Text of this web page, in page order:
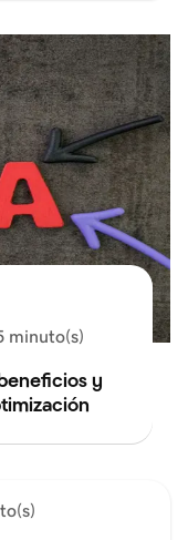
minuto(s)
y